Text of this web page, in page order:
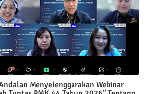
Menyelenggarakan Webinar